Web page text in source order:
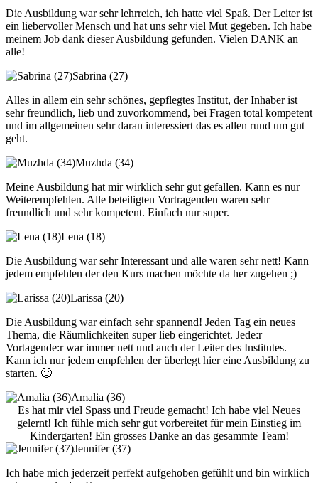
Die Ausbildung war sehr lehrreich, ich hatte viel Spaß. Der Leiter ist
ein liebervoller Mensch und hat uns sehr viel Mut gegeben. Ich habe
meinem Job dank dieser Ausbildung gefunden. Vielen DANK an
alle!
Sabrina (27)
Alles in allem ein sehr schönes, gepflegtes Institut, der Inhaber ist
sehr freundlich, lieb und zuvorkommend, bei Fragen total kompetent
und im allgemeinen sehr daran interessiert das es allen rund um gut
geht.
Muzhda (34)
Meine Ausbildung hat mir wirklich sehr gut gefallen. Kann es nur
Weiterempfehlen. Alle beteiligten Vortragenden waren sehr
freundlich und sehr kompetent. Einfach nur super.
Lena (18)
Die Ausbildung war sehr Interessant und alle waren sehr nett! Kann
jedem empfehlen der den Kurs machen möchte da her zugehen ;)
Larissa (20)
Die Ausbildung war einfach sehr spannend! Jeden Tag ein neues
Thema, die Räumlichkeiten super lieb eingerichtet. Jede:r
Vortagende:r war immer nett und auch der Leiter des Institutes.
Kann ich nur jedem empfehlen der überlegt hier eine Ausbildung zu
starten. 🙂
Amalia (36)
Es hat mir viel Spass und Freude gemacht! Ich habe viel Neues
gelernt! Ich fühle mich sehr gut vorbereitet für mein Einstieg im
Kindergarten! Ein grosses Danke an das gesammte Team!
Jennifer (37)
Ich habe mich jederzeit perfekt aufgehoben gefühlt und bin wirklich